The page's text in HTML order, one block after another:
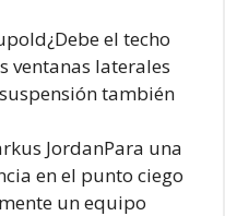
el techo
ventanas laterales
también
JordanPara una
en el punto ciego
un equipo